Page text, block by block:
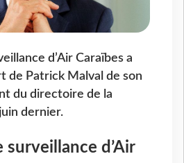
d’Air Caraïbes a
de Patrick Malval de son
du directoire de la
dernier.
surveillance d’Air